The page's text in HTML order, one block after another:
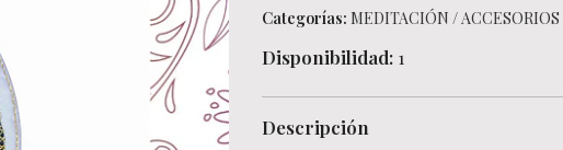
Categorías: MEDITACIÓN /
Disponibilidad: 1
Descripción